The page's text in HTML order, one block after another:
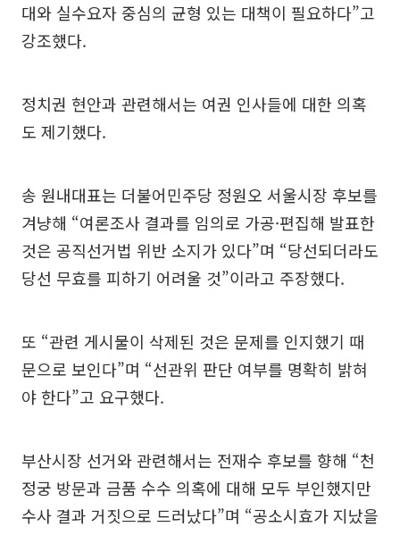
대와 실수요자 중심의 균형 있는 대책이 필요하다”고
강조했다.
정치권 현안과 관련해서는 여권 인사들에 대한 의혹
도 제기했다.
송 원내대표는 더불어민주당 정원오 서울시장 후보를
겨냥해 “여론조사 결과를 임의로 가공·편집해 발표한
것은 공직선거법 위반 소지가 있다”며 “당선되더라도
당선 무효를 피하기 어려울 것”이라고 주장했다.
또 “관련 게시물이 삭제된 것은 문제를 인지했기 때
문으로 보인다”며 “선관위 판단 여부를 명확히 밝혀
야 한다”고 요구했다.
부산시장 선거와 관련해서는 전재수 후보를 향해 “천
정궁 방문과 금품 수수 의혹에 대해 모두 부인했지만
수사 결과 거짓으로 드러났다”며 “공소시효가 지났을